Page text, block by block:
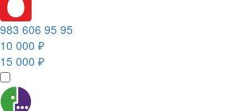
983 606 95 95
10 000 ₽
15 000 ₽